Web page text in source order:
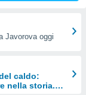
Javorova oggi
caldo:
nella storia.